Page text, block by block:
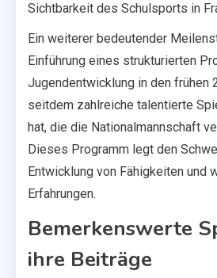
Sichtbarkeit des Schulsports in
Ein weiterer bedeutender
Einführung eines strukturierten
Jugendentwicklung in den frühen
seitdem zahlreiche talentierte
hat, die die Nationalmannschaft
Dieses Programm legt den
Entwicklung von Fähigkeiten und
Erfahrungen.
Bemerkenswerte
ihre Beiträge